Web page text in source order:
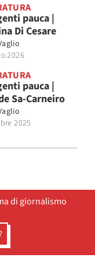
pauca |
Di Cesare
2026
pauca |
Sa-Carneiro
2025
di giornalismo